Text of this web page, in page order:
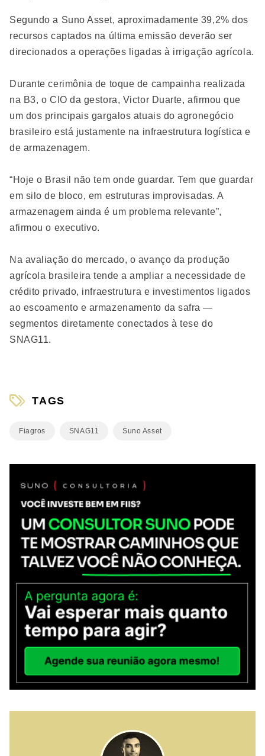
Segundo a Suno Asset, aproximadamente 39,2% dos
recursos captados na última emissão deverão ser
direcionados a operações ligadas à irrigação agrícola.
Durante cerimônia de toque de campainha realizada
na B3, o CIO da gestora, Victor Duarte, afirmou que
um dos principais gargalos atuais do agronegócio
brasileiro está justamente na infraestrutura logística e
de armazenagem.
“Hoje o Brasil não tem onde guardar. Tem que guardar
em silo de bloco, em estruturas improvisadas. A
armazenagem ainda é um problema relevante”,
afirmou o executivo.
Na avaliação do mercado, o avanço da produção
agrícola brasileira tende a ampliar a necessidade de
crédito privado, infraestrutura e investimentos ligados
ao escoamento e armazenamento da safra —
segmentos diretamente conectados à tese do
SNAG11.
TAGS
Fiagros SNAG11 Suno Asset